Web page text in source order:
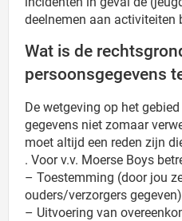
deelnemen aan activiteiten
Wat is de
persoonsgegevens
De wetgeving op het
gegevens niet zomaar
moet altijd een reden zijn
. Voor v.v. Moerse Boys
– Toestemming (door jou
ouders/verzorgers gegeven)
– Uitvoering van